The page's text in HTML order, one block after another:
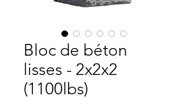
Bloc de béton
lisses - 2x2x2
(1100lbs)